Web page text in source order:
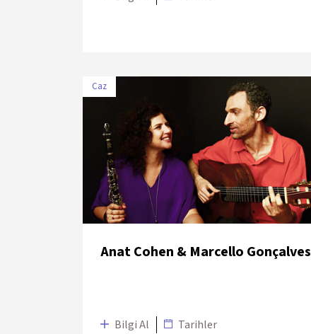
Caz
Anat Cohen & Marcello Gonçalves
Bilgi Al Tarihler
TARİH
11 Temmuz
2018
Zorlu PSM Drama
Sahnesi